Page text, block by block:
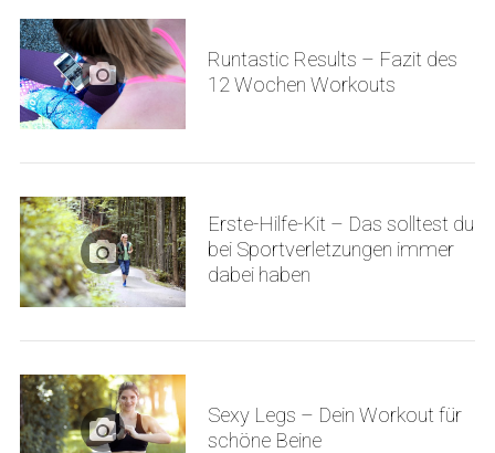
Runtastic Results – Fazit des
12 Wochen Workouts
Erste-Hilfe-Kit – Das solltest du
bei Sportverletzungen immer
dabei haben
Sexy Legs – Dein Workout für
schöne Beine